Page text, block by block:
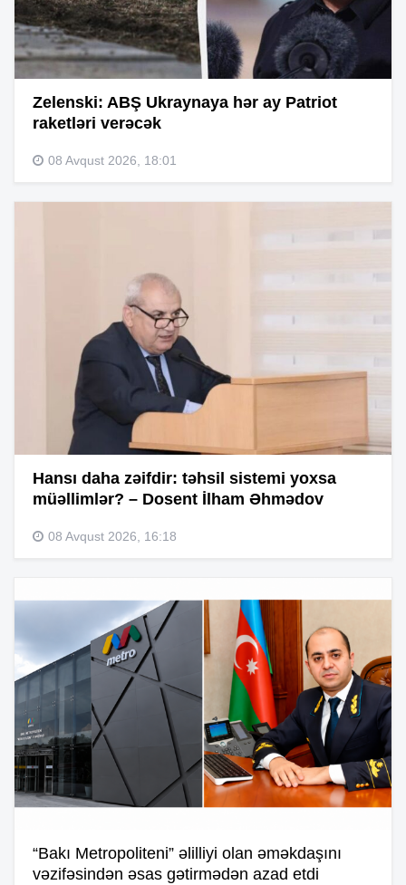
Zelenski: ABŞ Ukraynaya hər ay Patriot
raketləri verəcək
08 Avqust 2026, 18:01
Hansı daha zəifdir: təhsil sistemi yoxsa
müəllimlər? – Dosent İlham Əhmədov
08 Avqust 2026, 16:18
“Bakı Metropoliteni” əlilliyi olan əməkdaşını
vəzifəsindən əsas gətirmədən azad etdi